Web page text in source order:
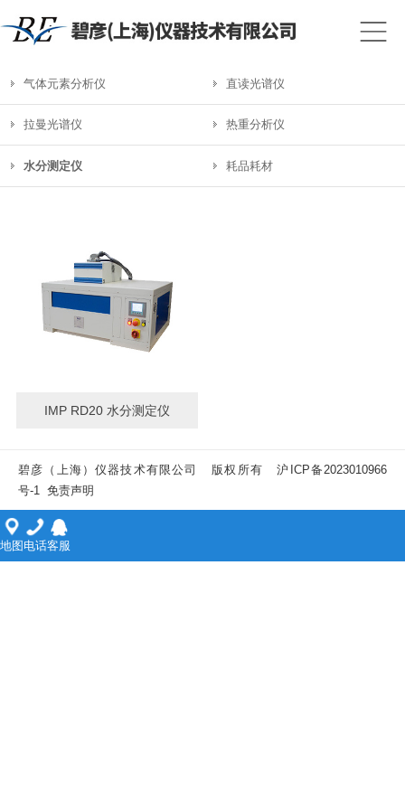
气体元素分析仪 直读光谱仪
拉曼光谱仪 热重分析仪
水分测定仪 耗品耗材
IMP RD20 水分测定仪
碧彦（上海）仪器技术有限公司 版权所有沪ICP备2023010966
号-1 免责声明
地图 电话客服